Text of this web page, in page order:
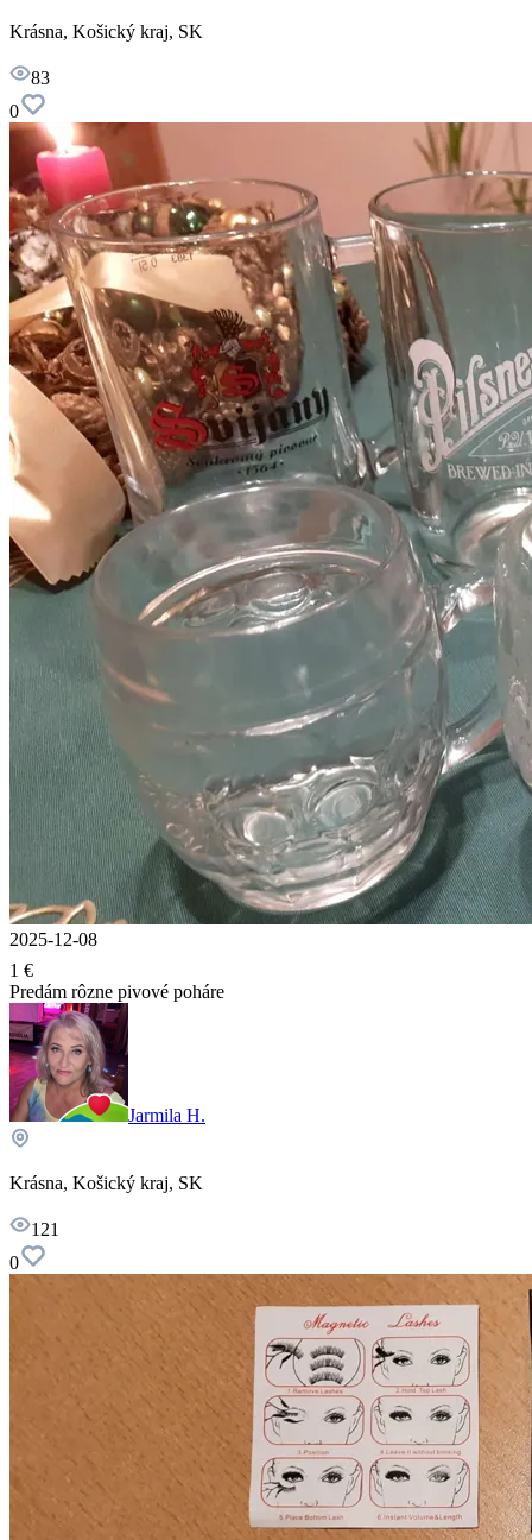
Krásna, Košický kraj, SK
83
0
2025-12-08
1 €
Predám rôzne pivové poháre
Jarmila H.
Krásna, Košický kraj, SK
121
0